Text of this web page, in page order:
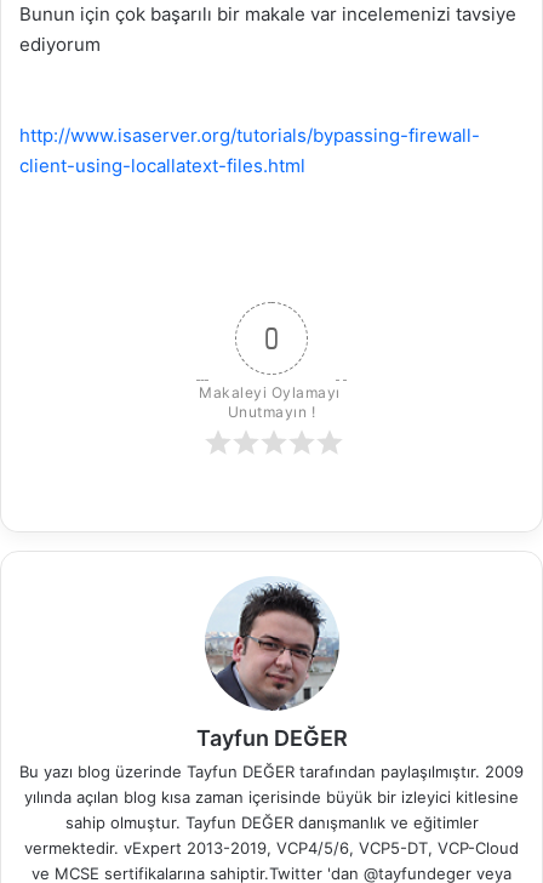
k
Bunun için çok başarılı bir makale var incelemenizi tavsiye
ediyorum
http://www.isaserver.org/tutorials/bypassing-firewall-
client-using-locallatext-files.html
0
Makaleyi Oylamayı
Unutmayın !
Tayfun DEĞER
Bu yazı blog üzerinde Tayfun DEĞER tarafından paylaşılmıştır. 2009
yılında açılan blog kısa zaman içerisinde büyük bir izleyici kitlesine
sahip olmuştur. Tayfun DEĞER danışmanlık ve eğitimler
vermektedir. vExpert 2013-2019, VCP4/5/6, VCP5-DT, VCP-Cloud
ve MCSE sertifikalarına sahiptir.Twitter 'dan @tayfundeger veya